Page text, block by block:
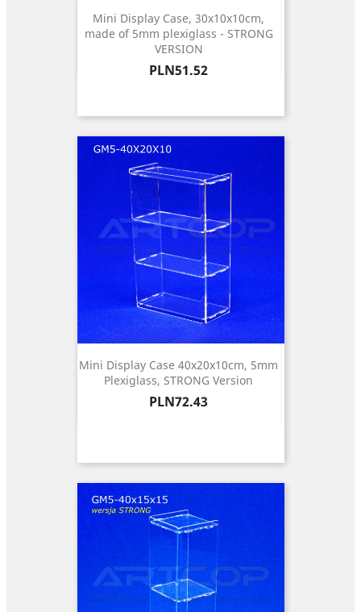
Mini Display Case, 30x10x10cm,
made of 5mm plexiglass - STRONG
VERSION
Price
PLN51.52
Mini Display Case 40x20x10cm, 5mm
Plexiglass, STRONG Version
Price
PLN72.43